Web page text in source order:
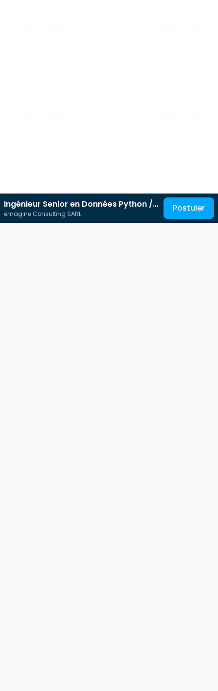
Ingénieur Senior en Données Python /
Développeur Web Python API (h/f)
emagine Consulting SARL
Postuler